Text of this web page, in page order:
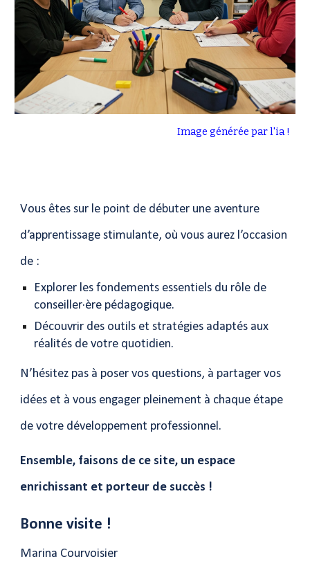
Image générée par l'ia !
Vous êtes sur le point de débuter une aventure
d’apprentissage stimulante, où vous aurez l’occasion
de :
Explorer les fondements essentiels du rôle de
conseiller·ère pédagogique.
Découvrir des outils et stratégies adaptés aux
réalités de votre quotidien.
N’hésitez pas à poser vos questions, à partager vos
idées et à vous engager pleinement à chaque étape
de votre développement professionnel.
Ensemble, faisons de ce site, un espace
enrichissant et porteur de succès !
Bonnevisite !
Marina Courvoisier